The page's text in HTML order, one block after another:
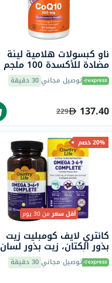
ناو كبسولات هلامية لينة
مضادة للأكسدة 100 ملجم
لصحة القلب والطاقة، حزمة
من 50 توصيل مجاني30 دقيقة
137.40
229
20% خصم
أقل سعرمن 30 يوم
كانتري لايف كومبليت زيت
بذور الكتان، زيت بذور لسان
الثور، أوميجا 3 6 9، 90
كبسولة هلامية
توصيل مجاني30 دقيقة